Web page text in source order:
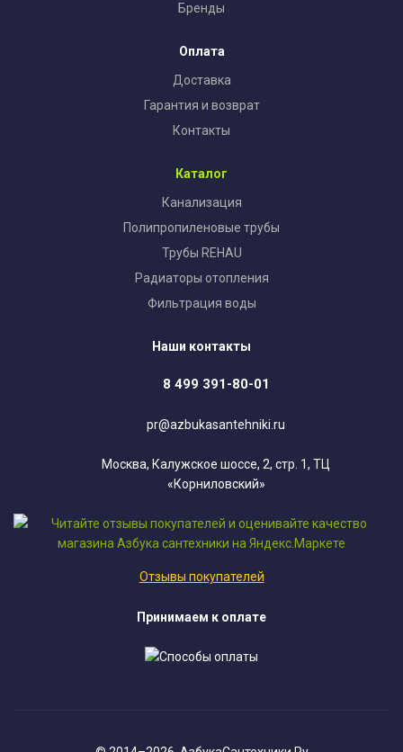
Бренды
Оплата
Доставка
Гарантия и возврат
Контакты
Каталог
Канализация
Полипропиленовые трубы
Трубы REHAU
Радиаторы отопления
Фильтрация воды
Наши контакты
8 499 391-80-01
pr@azbukasantehniki.ru
Москва, Калужское шоссе, 2, стр. 1, ТЦ
«Корниловский»
Отзывы покупателей
Принимаем к оплате